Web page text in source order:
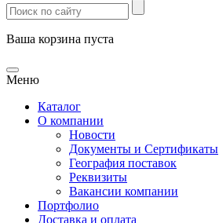
Ваша корзина пуста
Меню
Каталог
О компании
Новости
Документы и Сертификаты
География поставок
Реквизиты
Вакансии компании
Портфолио
Доставка и оплата